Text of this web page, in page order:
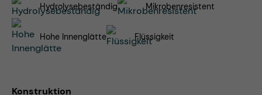
Hydrolysebeständig Mikrobenresistent
Hohe Innenglätte Flüssigkeit
Konstruktion